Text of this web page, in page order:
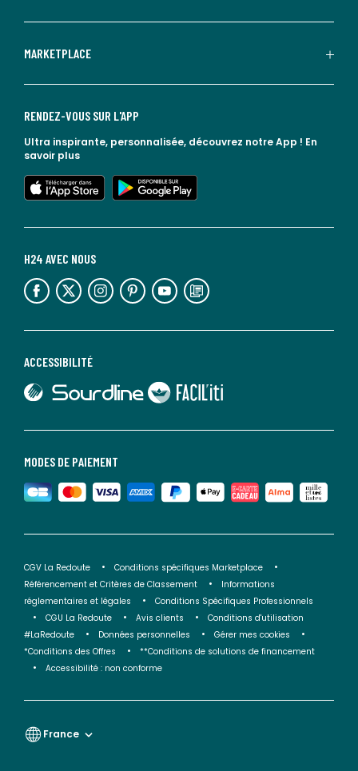
MARKETPLACE
MODES DE PAIEMENT
ACCESSIBILITÉ
lien vers Faciliti
H24 AVEC NOUS
lien vers l'espace réseaux sociaux lien vers l'espace réseaux sociaux lien vers l'espace réseaux sociaux lien vers l'espace réseaux sociaux lien vers l'espace réseaux sociaux lien vers le blog la redoute
RENDEZ-VOUS SUR L'APP
Ultra inspirante, personnalisée, découvrez notre App ! En
savoir plus
lien vers l'app store
lien vers google play
CGV La Redoute
Conditions spécifiques Marketplace
Référencement et Critères de Classement
Informations
réglementaires et légales
Conditions Spécifiques Professionnels
CGU La Redoute
Avis clients
Conditions d'utilisation
#LaRedoute
Données personnelles
Gérer mes cookies
*Conditions des Offres
**Conditions de solutions de financement
Accessibilité : non conforme
France